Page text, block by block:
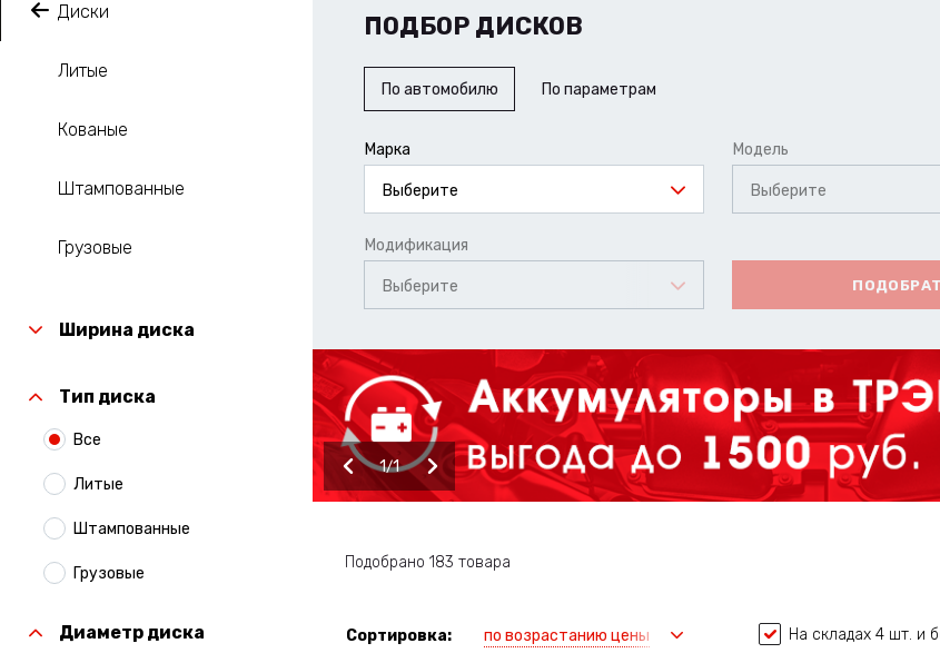
Диски
Литые
Кованые
Штампованные
Грузовые
Ширина диска
Тип диска
Все
Литые
Штампованные
Грузовые
Диаметр диска
ПОДБОР ДИСКОВ
По автомобилю По параметрам
Марка
Выберите
Модель
Выберите
Модификация
Выберите
1 1
Подобрано 183 товара
Сортировка: по возрастанию цены На складах 4 шт. и